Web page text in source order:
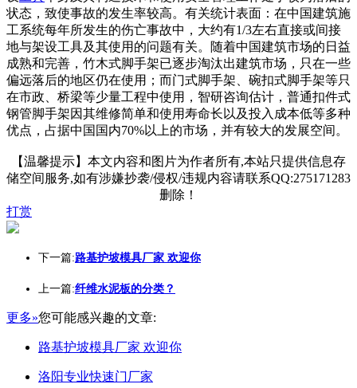
状态，致使事故的发生率较高。有关统计表面：在中国建筑施
工系统每年所发生的伤亡事故中，大约有1/3左右直接或间接
地与架设工具及其使用的问题有关。随着中国建筑市场的日益
成熟和完善，竹木式脚手架已逐步淘汰出建筑市场，只在一些
偏远落后的地区仍在使用；而门式脚手架、碗扣式脚手架等只
在市政、桥梁等少量工程中使用，智研咨询估计，普通扣件式
钢管脚手架因其维修简单和使用寿命长以及投入成本低等多种
优点，占据中国国内70%以上的市场，并有较大的发展空间。
【温馨提示】本文内容和图片为作者所有,本站只提供信息存
储空间服务,如有涉嫌抄袭/侵权/违规内容请联系QQ:275171283
删除！
打赏
下一篇:路基护坡模具厂家 欢迎你
上一篇:纤维水泥板的分类？
更多»您可能感兴趣的文章:
路基护坡模具厂家 欢迎你
洛阳专业快速门厂家